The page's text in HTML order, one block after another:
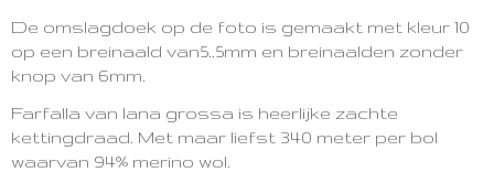
De omslagdoek op de foto is gemaakt met kleur 10
op een breinaald van5..5mm en breinaalden zonder
knop van 6mm.
Farfalla van lana grossa is heerlijke zachte
kettingdraad. Met maar liefst 340 meter per bol
waarvan 94% merino wol.